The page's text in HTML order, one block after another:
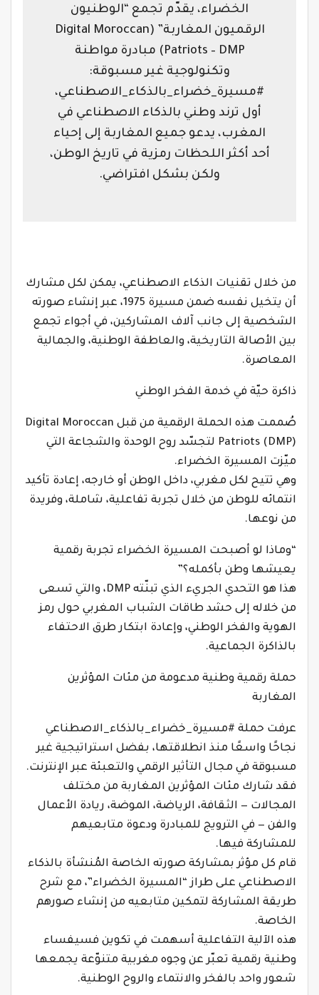
الخضراء، يقدّم تجمع “الوطنيون
الرقميون المغاربة” (Digital Moroccan
Patriots – DMP) مبادرة مواطنة
وتكنولوجية غير مسبوقة:
#مسيرة_خضراء_بالذكاء_الاصطناعي،
أول ترند وطني بالذكاء الاصطناعي في
المغرب، يدعو جميع المغاربة إلى إحياء
أحد أكثر اللحظات رمزية في تاريخ الوطن،
ولكن بشكل افتراضي.
من خلال تقنيات الذكاء الاصطناعي، يمكن لكل مشارك
أن يتخيل نفسه ضمن مسيرة 1975، عبر إنشاء صورته
الشخصية إلى جانب آلاف المشاركين، في أجواء تجمع
بين الأصالة التاريخية، والعاطفة الوطنية، والجمالية
المعاصرة.
ذاكرة حيّة في خدمة الفخر الوطني
صُممت هذه الحملة الرقمية من قبل Digital Moroccan
Patriots (DMP) لتجسّد روح الوحدة والشجاعة التي
ميّزت المسيرة الخضراء.
وهي تتيح لكل مغربي، داخل الوطن أو خارجه، إعادة تأكيد
انتمائه للوطن من خلال تجربة تفاعلية، شاملة، وفريدة
من نوعها.
“وماذا لو أصبحت المسيرة الخضراء تجربة رقمية
يعيشها وطن بأكمله؟”
هذا هو التحدي الجريء الذي تبنّته DMP، والتي تسعى
من خلاله إلى حشد طاقات الشباب المغربي حول رمز
الهوية والفخر الوطني، وإعادة ابتكار طرق الاحتفاء
بالذاكرة الجماعية.
حملة رقمية وطنية مدعومة من مئات المؤثرين
المغاربة
عرفت حملة #مسيرة_خضراء_بالذكاء_الاصطناعي
نجاحًا واسعًا منذ انطلاقتها، بفضل استراتيجية غير
مسبوقة في مجال التأثير الرقمي والتعبئة عبر الإنترنت.
فقد شارك مئات المؤثرين المغاربة من مختلف
المجالات — الثقافة، الرياضة، الموضة، ريادة الأعمال
والفن — في الترويج للمبادرة ودعوة متابعيهم
للمشاركة فيها.
قام كل مؤثر بمشاركة صورته الخاصة المُنشأة بالذكاء
الاصطناعي على طراز “المسيرة الخضراء”، مع شرح
طريقة المشاركة لتمكين متابعيه من إنشاء صورهم
الخاصة.
هذه الآلية التفاعلية أسهمت في تكوين فسيفساء
وطنية رقمية تعبّر عن وجوه مغربية متنوّعة يجمعها
شعور واحد بالفخر والانتماء والروح الوطنية.